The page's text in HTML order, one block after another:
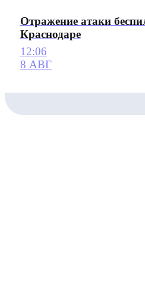
Отражение атаки
Краснодаре
12:06
8 АВГ